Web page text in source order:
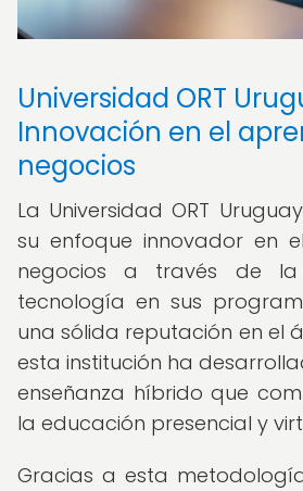
Universidad ORT
Innovación en el
negocios
La Universidad ORT
su enfoque innovador en
negocios a través de la
tecnología en sus
una sólida reputación en el
esta institución ha
enseñanza híbrido que
la educación presencial y
Gracias a esta